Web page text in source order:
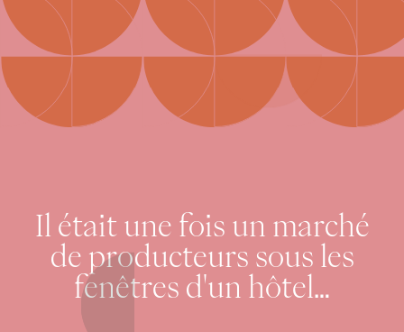
Il était une fois un marché
de producteurs sous les
fenêtres d'un hôtel…